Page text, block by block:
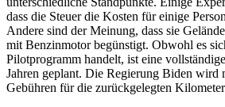
dass die Steuer die Kosten für einige
Andere sind der Meinung, dass sie
mit Benzinmotor begünstigt. Obwohl es
Pilotprogramm handelt, ist eine
Jahren geplant. Die Regierung Biden wird
Gebühren für die zurückgelegten